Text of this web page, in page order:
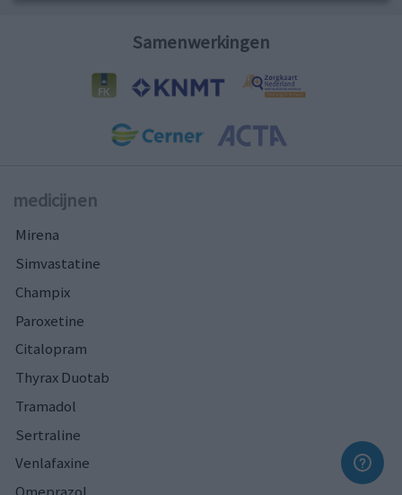
Samenwerkingen
medicijnen
Mirena
Simvastatine
Champix
Paroxetine
Citalopram
Thyrax Duotab
Tramadol
Sertraline
Venlafaxine